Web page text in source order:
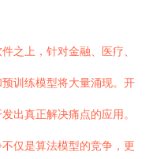
件之上，针对金融、医疗、
训练模型将大量涌现。开
出真正解决痛点的应用。
不仅是算法模型的竞争，更